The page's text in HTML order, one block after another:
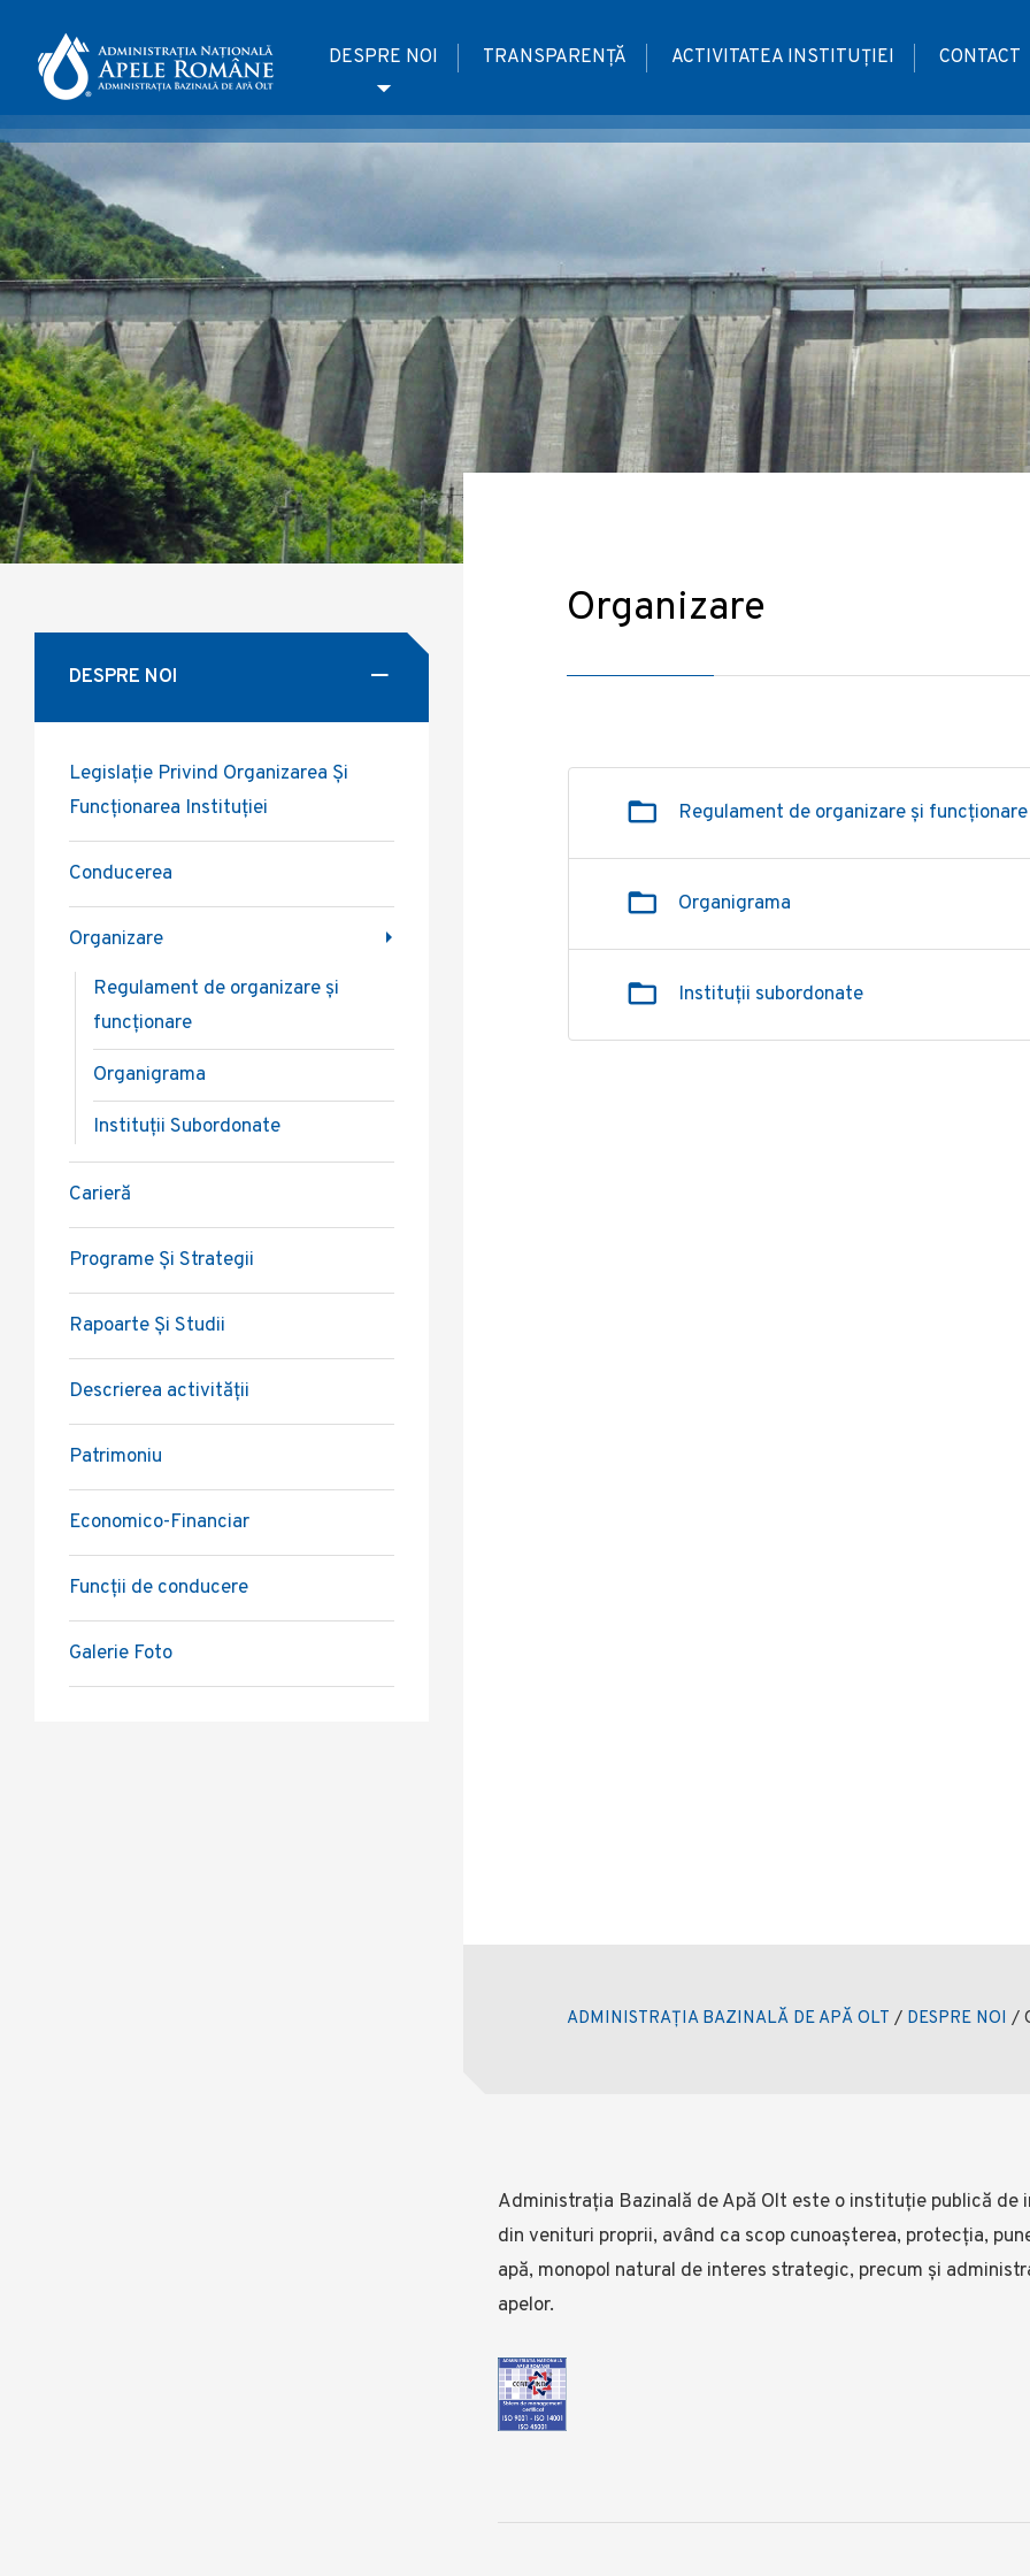
DESPRE NOI TRANSPARENȚĂ ACTIVITATEA INSTITUȚIEI CONTACT
Organizare
Regulament de organizare și funcționare
Organigrama
Instituții subordonate
ADMINISTRAȚIA BAZINALĂ DE APĂ OLT / DESPRE NOI /
DESPRE NOI
Legislație Privind Organizarea Și
Funcționarea Instituției
Conducerea
Organizare
Regulament de organizare și
funcționare
Organigrama
Instituții Subordonate
Carieră
Programe Și Strategii
Rapoarte Și Studii
Descrierea activității
Patrimoniu
Economico-Financiar
Funcții de conducere
Galerie Foto
Administrația Bazinală de Apă Olt este o instituție publică
din venituri proprii, având ca scop cunoașterea, protecția,
apă, monopol natural de interes strategic, precum și
apelor.